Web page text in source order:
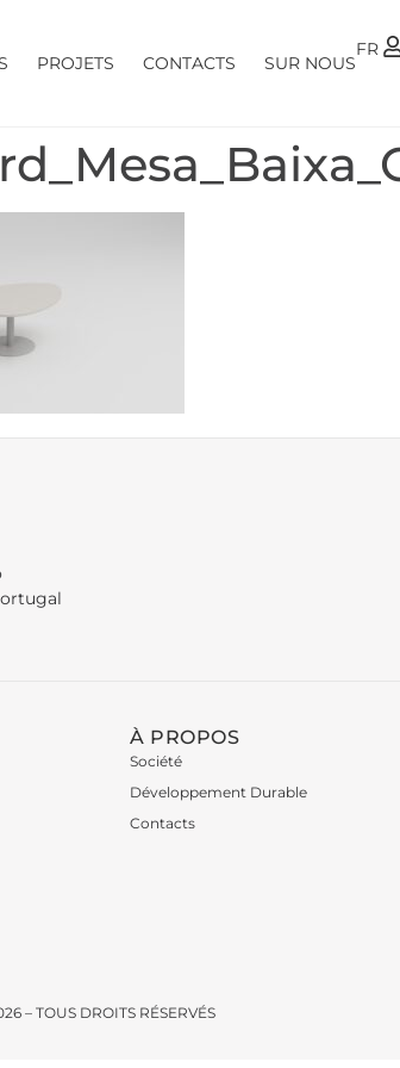
PROJETS CONTACTS SUR NOUS
FR
PT
À PROPOS
Société
Développement Durable
Contacts
– TOUS DROITS RÉSERVÉS